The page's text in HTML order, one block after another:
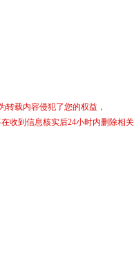
转载内容侵犯了您的权益，
收到信息核实后24小时内删除相